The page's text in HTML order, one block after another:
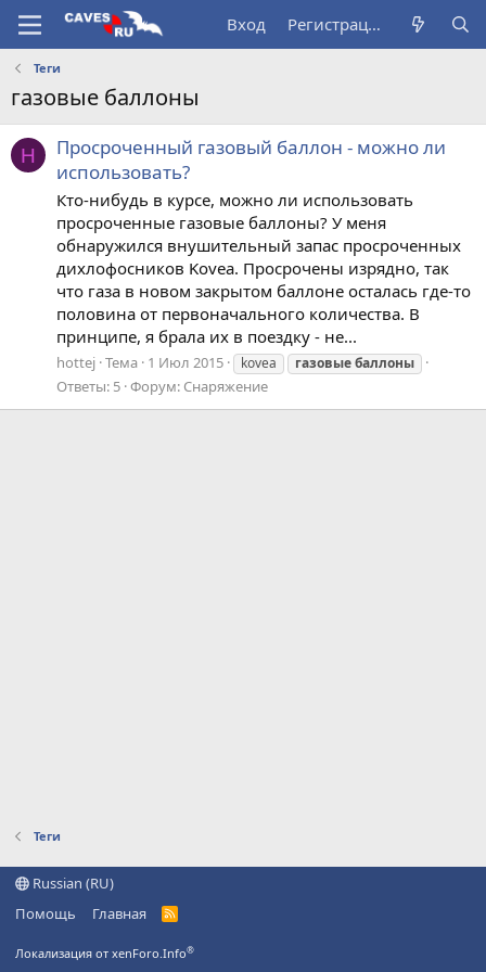
Вход Регистрация
Теги
газовые баллоны
H
Просроченный газовый баллон - можно ли
использовать?
Кто-нибудь в курсе, можно ли использовать
просроченные газовые баллоны? У меня
обнаружился внушительный запас просроченных
дихлофосников Kovea. Просрочены изрядно, так
что газа в новом закрытом баллоне осталась где-то
половина от первоначального количества. В
принципе, я брала их в поездку - не...
hottej Тема 1 Июл 2015 kovea газовыебаллоны
Ответы: 5 Форум: Снаряжение
Теги
Russian (RU)
Помощь
Главная
R
Локализация от xenForo.Info®